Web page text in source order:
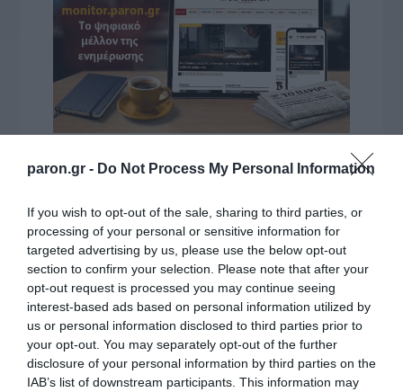
paron.gr - Do Not Process My Personal Information
If you wish to opt-out of the sale, sharing to third parties, or
processing of your personal or sensitive information for
targeted advertising by us, please use the below opt-out
section to confirm your selection. Please note that after your
opt-out request is processed you may continue seeing
interest-based ads based on personal information utilized by
us or personal information disclosed to third parties prior to
your opt-out. You may separately opt-out of the further
disclosure of your personal information by third parties on the
IAB’s list of downstream participants. This information may
VIDCASTS
ΠΑΥΛΟΣ ΜΑΡΙΝΑΚΗΣ: «ΔΕΝ ΗΘΕΛΑ ΝΑ ΑΦΗΣΩ ΣΤΟΝ
ΕΠΟΜΕΝΟ ΜΙΑ ΚΑΥΤΗ ΠΑΤΑΤΑ»
Ο κυβερνητικός εκπρόσωπος,
Παύλος Μαρινάκης, ανοίγει τα
χαρτιά του στις «Τυπολογίες»
σε ένα vidcast που μιλάει για
τις μεγάλες τομές στον χώρο
των Μέσων Μαζικής